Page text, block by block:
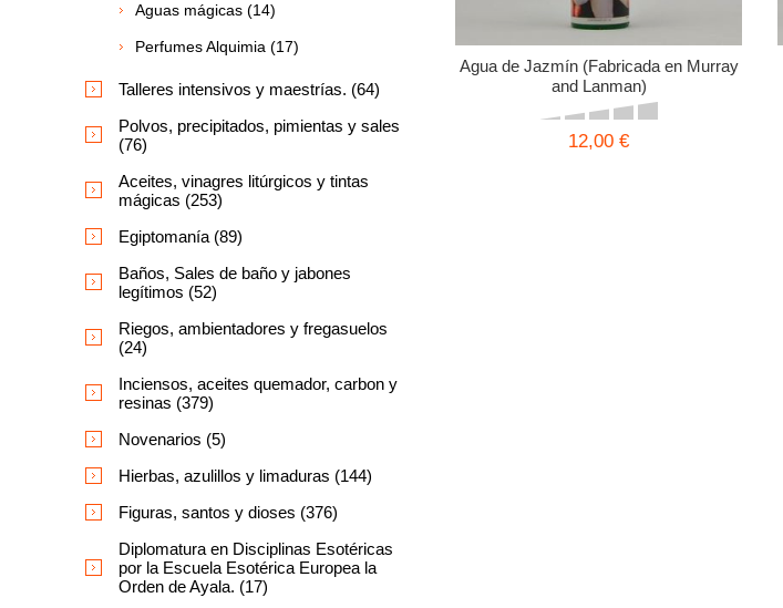
Agua de Jazmín (Fabricada en Murray
and Lanman)
12,00 €
Aguas mágicas (14)
Perfumes Alquimia (17)
Talleres intensivos y maestrías. (64)
Polvos, precipitados, pimientas y sales
(76)
Aceites, vinagres litúrgicos y tintas
mágicas (253)
Egiptomanía (89)
Baños, Sales de baño y jabones
legítimos (52)
Riegos, ambientadores y fregasuelos
(24)
Inciensos, aceites quemador, carbon y
resinas (379)
Novenarios (5)
Hierbas, azulillos y limaduras (144)
Figuras, santos y dioses (376)
Diplomatura en Disciplinas Esotéricas
por la Escuela Esotérica Europea la
Orden de Ayala. (17)